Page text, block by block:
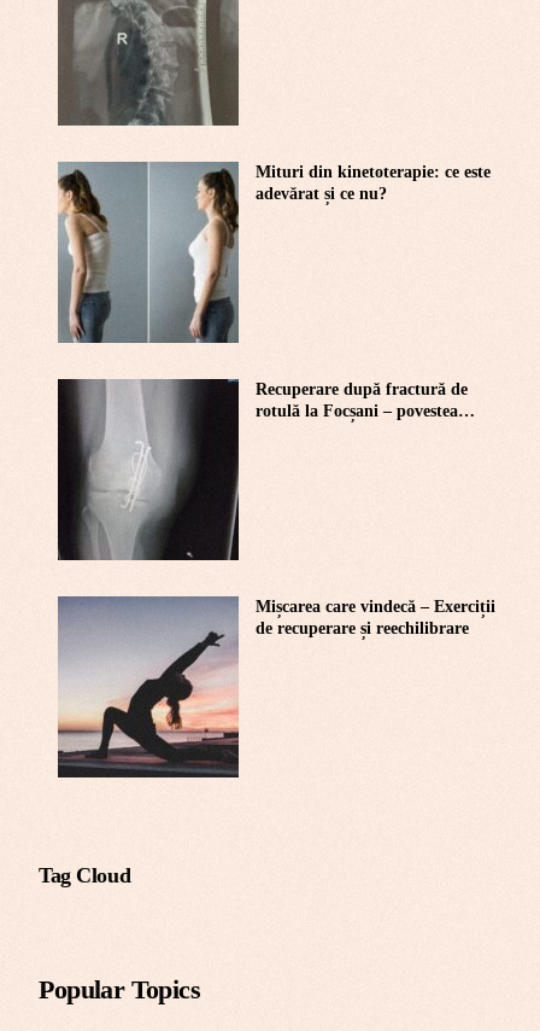
Mituri din kinetoterapie: ce este
adevărat și ce nu?
Recuperare după fractură de
rotulă la Focșani – povestea
Mișcarea care vindecă – Exerciții
de recuperare și reechilibrare
Tag Cloud
Popular Topics